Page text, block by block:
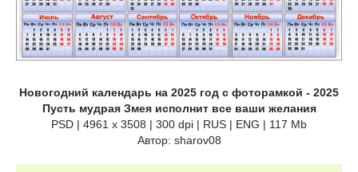
Новогодний календарь на 2025 год с фоторамкой - 2025
Пусть мудрая Змея исполнит все ваши желания
PSD | 4961 х 3508 | 300 dpi | RUS | ENG | 117 Mb
Автор: sharov08